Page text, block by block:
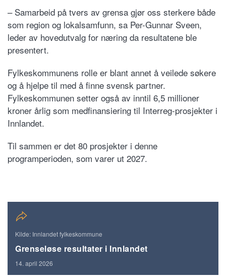
– Samarbeid på tvers av grensa gjør oss sterkere både
som region og lokalsamfunn, sa Per-Gunnar Sveen,
leder av hovedutvalg for næring da resultatene ble
presentert.
Fylkeskommunens rolle er blant annet å veilede søkere
og å hjelpe til med å finne svensk partner.
Fylkeskommunen setter også av inntil 6,5 millioner
kroner årlig som medfinansiering til Interreg-prosjekter i
Innlandet.
Til sammen er det 80 prosjekter i denne
programperioden, som varer ut 2027.
Kilde: Innlandet fylkeskommune
Grenseløse resultater i Innlandet
14. april 2026